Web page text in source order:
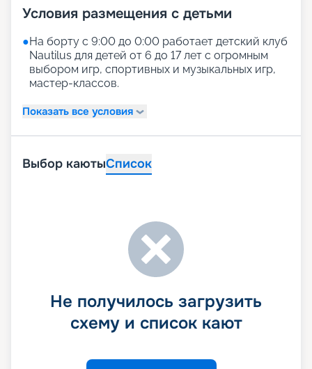
Условия размещения с детьми
●На борту с 9:00 до 0:00 работает детский клуб
Nautilus для детей от 6 до 17 лет с огромным
выбором игр, спортивных и музыкальных игр,
мастер-классов.
Показать все условия
Выбор каютыСписок
Не получилось загрузить
схему и список кают